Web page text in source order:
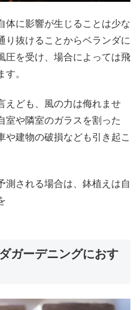
体に影響が生じることは少な
り抜けることからベランダに
圧を受け、場合によっては飛
。
えども、風の力は侮れませ
室や隣室のガラスを割った
や建物の破損なども引き起こ
測される場合は、鉢植えは自
ガーデニングにおす